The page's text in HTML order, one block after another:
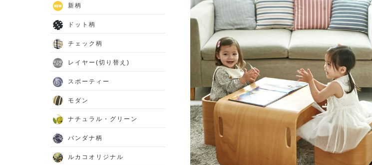
新柄
ドット柄
チェック柄
レイヤー(切り替え)
スポーティー
モダン
ナチュラル・グリーン
バンダナ柄
ルカコオリジナル